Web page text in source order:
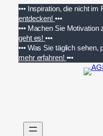
Inhalt
springen
••• Inspiration, die nicht im
entdecken! •••
••• Machen Sie Motivation
geht es!•••
••• Was Sie täglich sehen,
mehr erfahren! •••